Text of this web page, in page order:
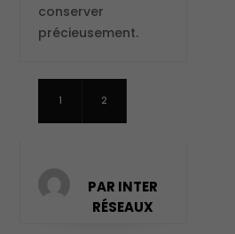
conserver
précieusement.
1 2
PAR INTER
RÉSEAUX